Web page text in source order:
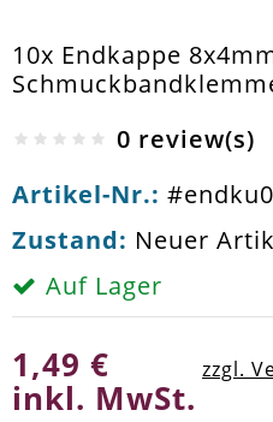
10x Endkappe
0 review(s)
Artikel-Nr.:
Zustand: Neuer
Auf Lager
1,49 €
inkl. MwSt.
zzgl.